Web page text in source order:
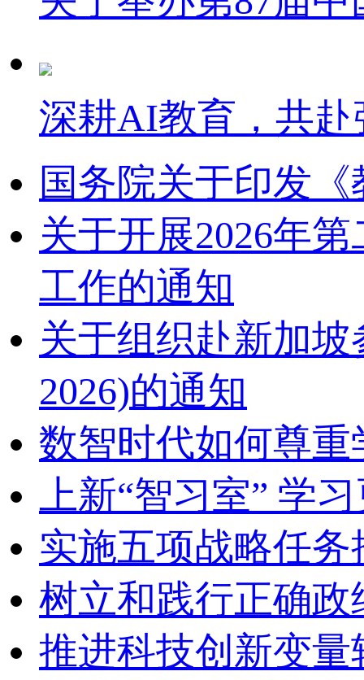
深耕AI教育，共
国务院关于印发
关于开展2026年
工作的通知
关于组织赴新加坡
2026)的通知
数智时代如何尊重
上新“智习室” 学
实施五项战略任
树立和践行正确
推进科技创新变